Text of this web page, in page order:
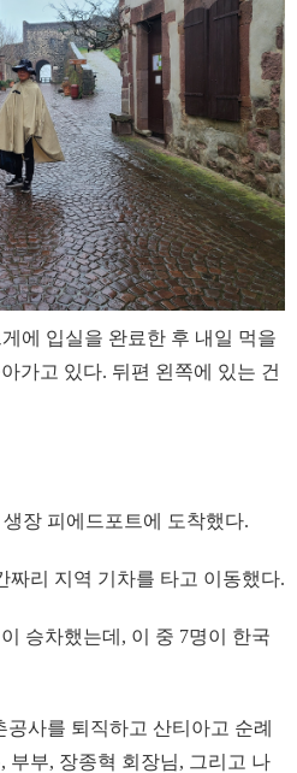
에 입실을 완료한 후 내일 먹을
가고 있다. 뒤편 왼쪽에 있는 건
장 피에드포트에 도착했다.
짜리 지역 기차를 타고 이동했다.
승차했는데, 이 중 7명이 한국
사를 퇴직하고 산티아고 순례
부부, 장종혁 회장님, 그리고 나